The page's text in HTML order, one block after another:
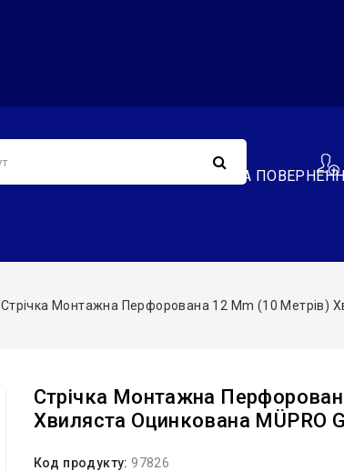
ОБМІН ТА
Стрічка Монтажна Перфорована 12 Mm (10 Метрів)
Стрічка Монтажна
Хвиляста Оцинкована MÜPRO
Код продукту: 97826